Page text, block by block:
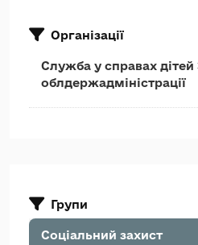
Організації
Служба у справах дітей
облдержадміністрації
Групи
Соціальний захист